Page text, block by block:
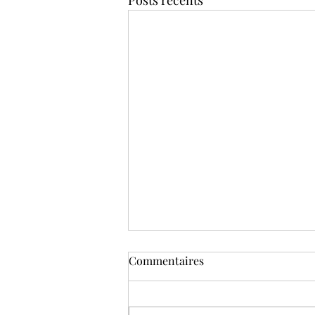
C’est le jour J ! Rejoins le
Commentaires